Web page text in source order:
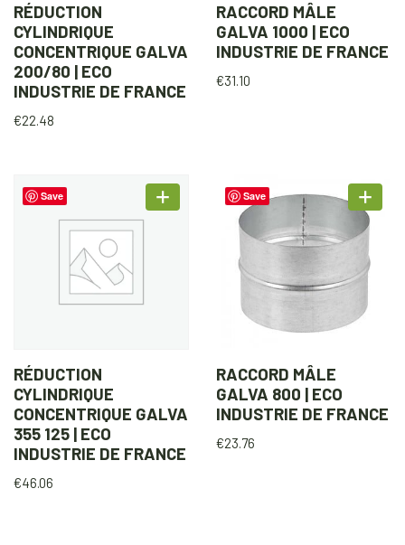
RÉDUCTION
CYLINDRIQUE
CONCENTRIQUE GALVA
200/80 | ECO
INDUSTRIE DE FRANCE
€22.48
RACCORD MÂLE
GALVA 1000 | ECO
INDUSTRIE DE FRANCE
€31.10
Save
RÉDUCTION
CYLINDRIQUE
CONCENTRIQUE GALVA
355 125 | ECO
INDUSTRIE DE FRANCE
€46.06
Save
RACCORD MÂLE
GALVA 800 | ECO
INDUSTRIE DE FRANCE
€23.76